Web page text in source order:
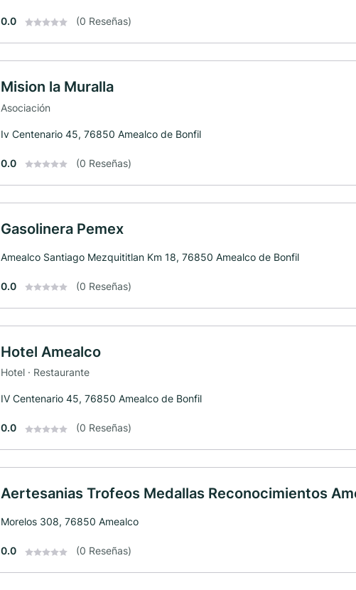
0.0 (0 Reseñas)
Mision la Muralla
Asociación
Iv Centenario 45, 76850 Amealco de Bonfil
0.0 (0 Reseñas)
Gasolinera Pemex
Amealco Santiago Mezquititlan Km 18, 76850 Amealco de Bonfil
0.0 (0 Reseñas)
Hotel Amealco
Hotel · Restaurante
IV Centenario 45, 76850 Amealco de Bonfil
0.0 (0 Reseñas)
Aertesanias Trofeos Medallas Reconocimientos
Morelos 308, 76850 Amealco
0.0 (0 Reseñas)